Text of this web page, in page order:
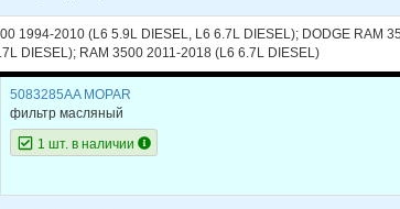
1994-2010 (L6 5.9L DIESEL, L6 6.7L DIESEL); DODGE RAM
DIESEL); RAM 3500 2011-2018 (L6 6.7L DIESEL)
5083285AA MOPAR
фильтр масляный
1 шт. в наличии